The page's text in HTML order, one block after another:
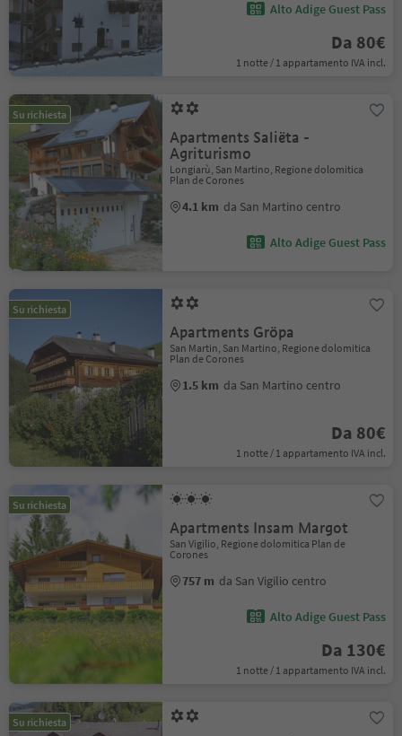
Alto Adige Guest Pass
Da 80€
1 notte / 1 appartamento IVA incl.
Su richiesta
Apartments Saliëta -
Agriturismo
Longiarù, San Martino, Regione dolomitica
Plan de Corones
4.1 km da San Martino centro
Alto Adige Guest Pass
Su richiesta
Apartments Gröpa
San Martin, San Martino, Regione dolomitica
Plan de Corones
1.5 km da San Martino centro
Da 80€
1 notte / 1 appartamento IVA incl.
Su richiesta
Apartments Insam Margot
San Vigilio, Regione dolomitica Plan de
Corones
757 m da San Vigilio centro
Alto Adige Guest Pass
Da 130€
1 notte / 1 appartamento IVA incl.
Su richiesta